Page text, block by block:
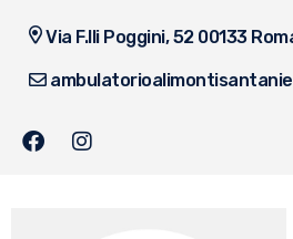
Via F.lli Poggini, 52 00133